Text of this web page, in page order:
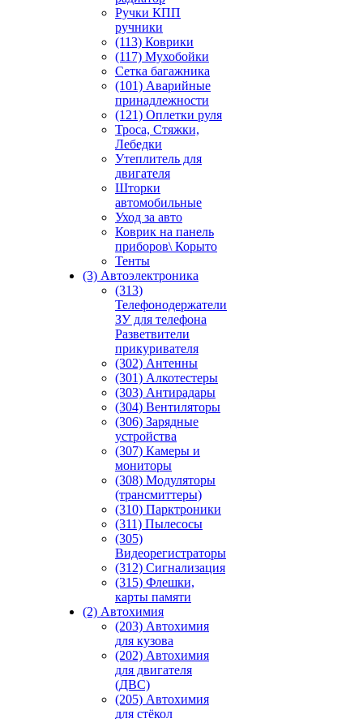
Ручки КПП
ручники
(113) Коврики
(117) Мухобойки
Сетка багажника
(101) Аварийные
принадлежности
(121) Оплетки руля
Троса, Стяжки,
Лебедки
Утеплитель для
двигателя
Шторки
автомобильные
Уход за авто
Коврик на панель
приборов\ Корыто
Тенты
(3) Автоэлектроника
(313)
Телефонодержатели
ЗУ для телефона
Разветвители
прикуривателя
(302) Антенны
(301) Алкотестеры
(303) Антирадары
(304) Вентиляторы
(306) Зарядные
устройства
(307) Камеры и
мониторы
(308) Модуляторы
(трансмиттеры)
(310) Парктроники
(311) Пылесосы
(305)
Видеорегистраторы
(312) Сигнализация
(315) Флешки,
карты памяти
(2) Автохимия
(203) Автохимия
для кузова
(202) Автохимия
для двигателя
(ДВС)
(205) Автохимия
для стёкол